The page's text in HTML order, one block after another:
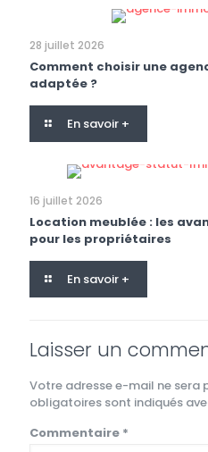
28 juillet 2026
Comment choisir une
adaptée ?
En savoir +
16 juillet 2026
Location meublée : les
pour les propriétaires
En savoir +
Laisser un
Votre adresse e-mail ne sera
obligatoires sont indiqués
Commentaire *